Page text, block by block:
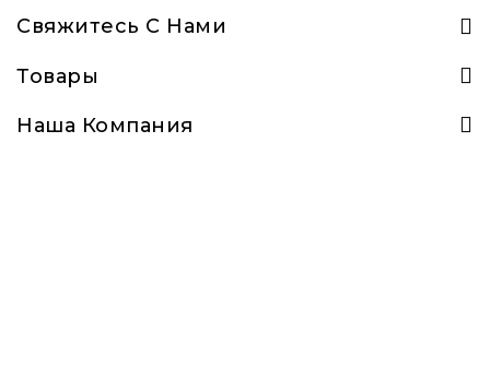
Свяжитесь С Нами
Товары
Наша Компания